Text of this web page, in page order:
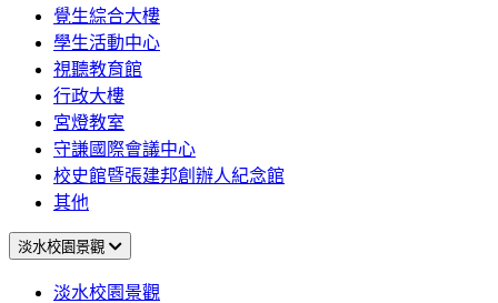
覺生綜合大樓
學生活動中心
視聽教育館
行政大樓
宮燈教室
守謙國際會議中心
校史館暨張建邦創辦人紀念館
其他
淡水校園景觀
淡水校園景觀